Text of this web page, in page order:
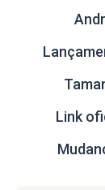
Link